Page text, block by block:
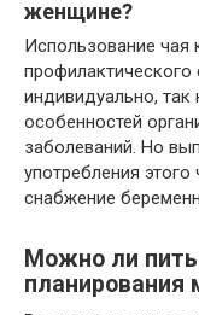
женщине?
Использование чая
индивидуально, так
особенностей
заболеваний. Но
употребления
снабжение
Можно ли пить